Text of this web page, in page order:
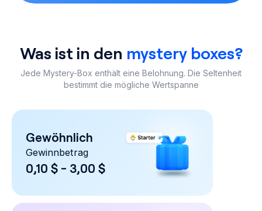
Was ist in den mystery boxes?
Jede Mystery-Box enthält eine Belohnung. Die Seltenheit
bestimmt die mögliche Wertspanne
Gewöhnlich
Gewinnbetrag
0,10 $ - 3,00 $